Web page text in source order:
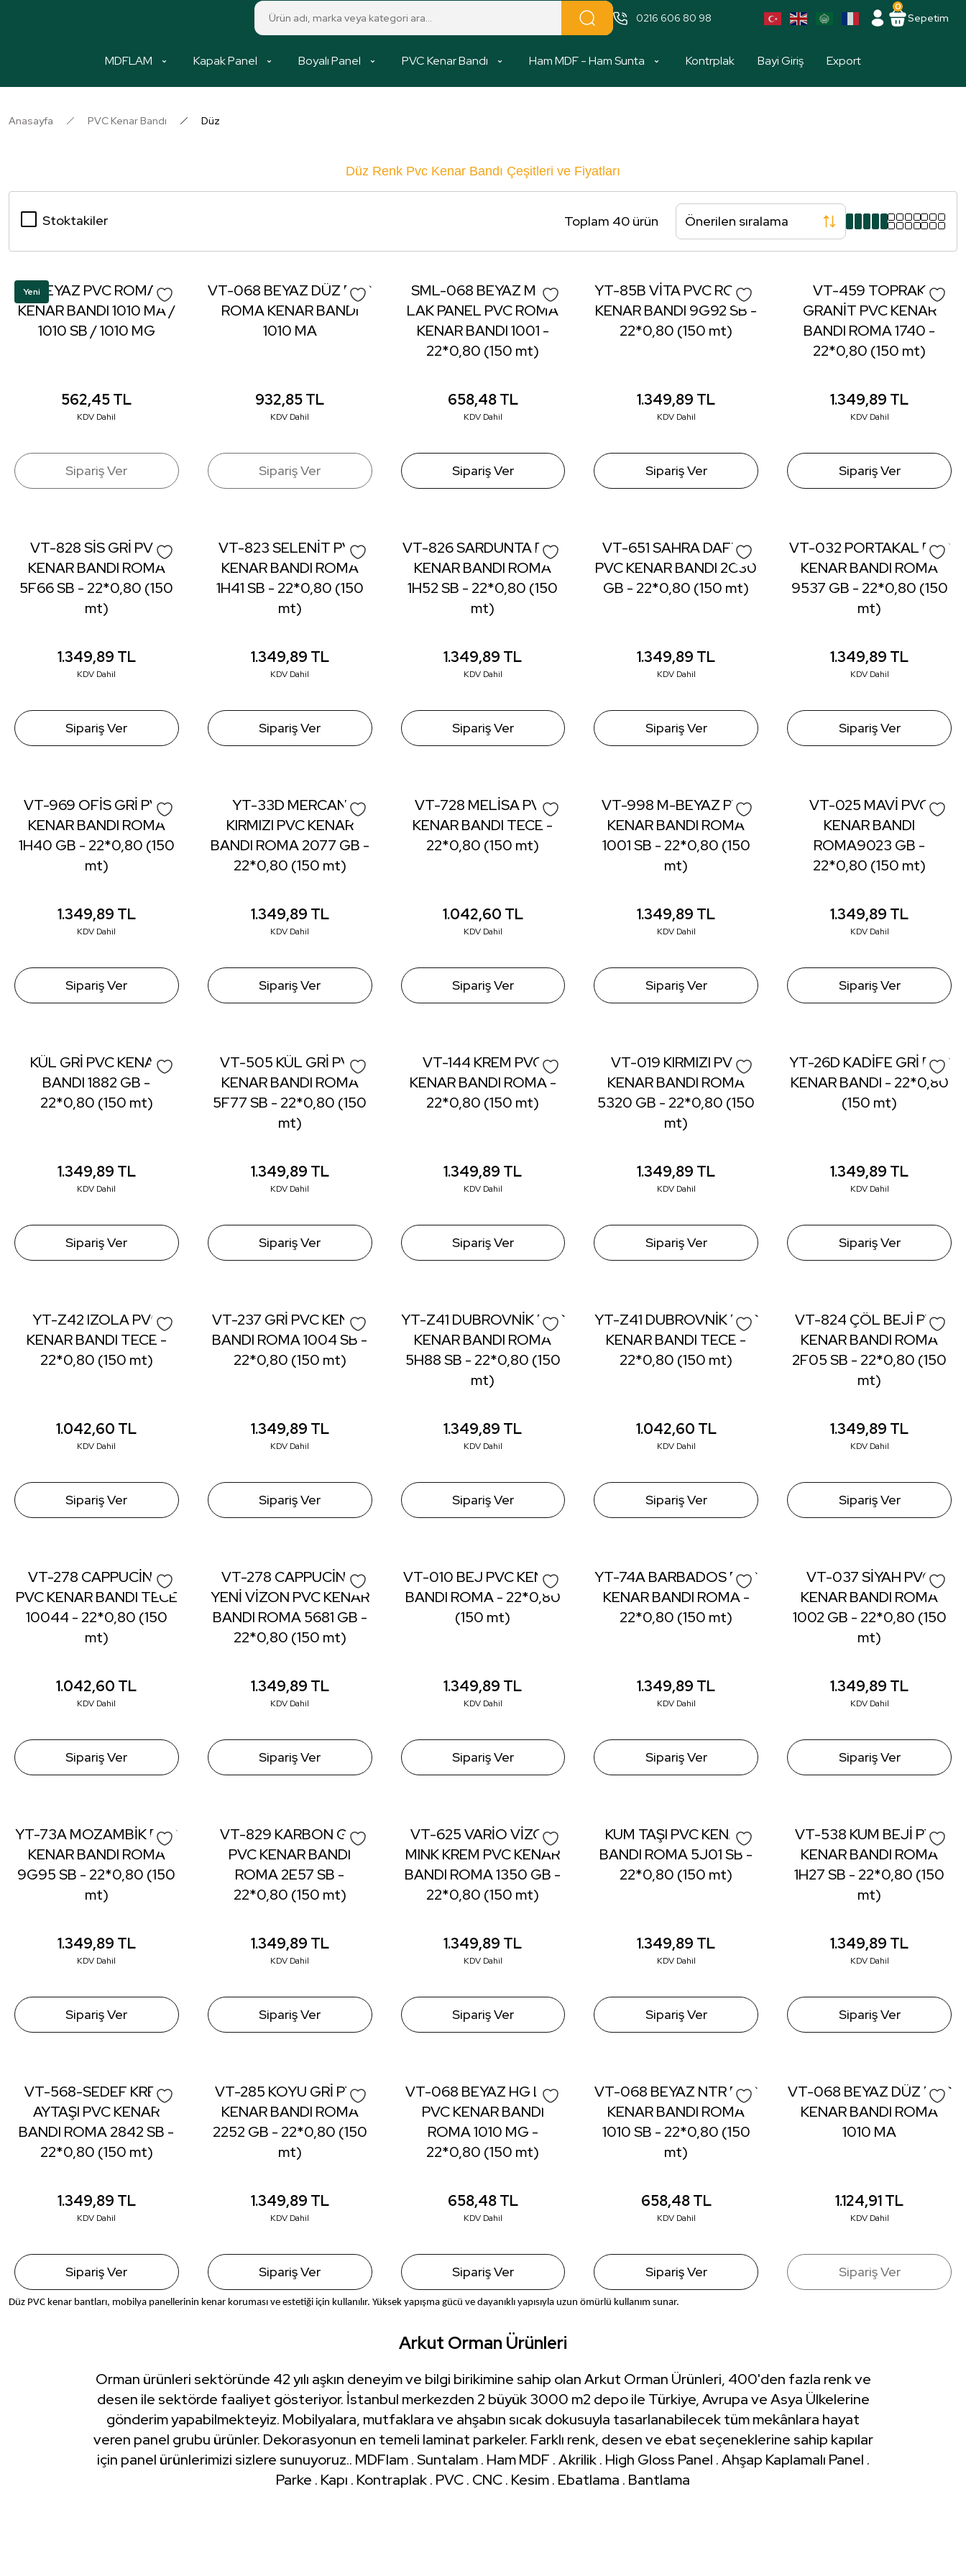
0216 606 80 98 Sepetim
0
MDFLAM Kapak Panel Boyalı Panel PVC Kenar Bandı Ham MDF - Ham Sunta Kontrplak Bayi Giriş Export
Anasayfa PVC Kenar Bandı Düz
Düz Renk Pvc Kenar Bandı Çeşitleri ve Fiyatları
Stoktakiler Toplam 40 ürün
YeniBEYAZ PVC ROMA
KENAR BANDI 1010 MA /
1010 SB / 1010 MG
562,45TL
KDV Dahil
Sipariş Ver
VT-068 BEYAZ DÜZ PVC
ROMA KENAR BANDI
1010 MA
932,85TL
KDV Dahil
Sipariş Ver
SML-068 BEYAZ MAT
LAK PANEL PVC ROMA
KENAR BANDI 1001 -
22*0,80 (150 mt)
658,48TL
KDV Dahil
Sipariş Ver
YT-85B VİTA PVC ROMA
KENAR BANDI 9G92 SB -
22*0,80 (150 mt)
1.349,89 TL
KDV Dahil
Sipariş Ver
VT-459 TOPRAK
GRANİT PVC KENAR
BANDI ROMA 1740 -
22*0,80 (150 mt)
1.349,89 TL
KDV Dahil
Sipariş Ver
VT-828 SİS GRİ PVC
KENAR BANDI ROMA
5F66 SB - 22*0,80 (150
mt)
1.349,89 TL
KDV Dahil
Sipariş Ver
VT-823 SELENİT PVC
KENAR BANDI ROMA
1H41 SB - 22*0,80 (150
mt)
1.349,89 TL
KDV Dahil
Sipariş Ver
VT-826 SARDUNTA PVC
KENAR BANDI ROMA
1H52 SB - 22*0,80 (150
mt)
1.349,89 TL
KDV Dahil
Sipariş Ver
VT-651 SAHRA DAFNE
PVC KENAR BANDI 2C30
GB - 22*0,80 (150 mt)
1.349,89 TL
KDV Dahil
Sipariş Ver
VT-032 PORTAKAL PVC
KENAR BANDI ROMA
9537 GB - 22*0,80 (150
mt)
1.349,89 TL
KDV Dahil
Sipariş Ver
VT-969 OFİS GRİ PVC
KENAR BANDI ROMA
1H40 GB - 22*0,80 (150
mt)
1.349,89 TL
KDV Dahil
Sipariş Ver
YT-33D MERCAN
KIRMIZI PVC KENAR
BANDI ROMA 2077 GB -
22*0,80 (150 mt)
1.349,89 TL
KDV Dahil
Sipariş Ver
VT-728 MELİSA PVC
KENAR BANDI TECE -
22*0,80 (150 mt)
1.042,60 TL
KDV Dahil
Sipariş Ver
VT-998 M-BEYAZ PVC
KENAR BANDI ROMA
1001 SB - 22*0,80 (150
mt)
1.349,89 TL
KDV Dahil
Sipariş Ver
VT-025 MAVİ PVC
KENAR BANDI
ROMA9023 GB -
22*0,80 (150 mt)
1.349,89 TL
KDV Dahil
Sipariş Ver
KÜL GRİ PVC KENAR
BANDI 1882 GB -
22*0,80 (150 mt)
1.349,89 TL
KDV Dahil
Sipariş Ver
VT-505 KÜL GRİ PVC
KENAR BANDI ROMA
5F77 SB - 22*0,80 (150
mt)
1.349,89 TL
KDV Dahil
Sipariş Ver
VT-144 KREM PVC
KENAR BANDI ROMA -
22*0,80 (150 mt)
1.349,89 TL
KDV Dahil
Sipariş Ver
VT-019 KIRMIZI PVC
KENAR BANDI ROMA
5320 GB - 22*0,80 (150
mt)
1.349,89 TL
KDV Dahil
Sipariş Ver
YT-26D KADİFE GRİ PVC
KENAR BANDI - 22*0,80
(150 mt)
1.349,89 TL
KDV Dahil
Sipariş Ver
YT-Z42 IZOLA PVC
KENAR BANDI TECE -
22*0,80 (150 mt)
1.042,60 TL
KDV Dahil
Sipariş Ver
VT-237 GRİ PVC KENAR
BANDI ROMA 1004 SB -
22*0,80 (150 mt)
1.349,89 TL
KDV Dahil
Sipariş Ver
YT-Z41 DUBROVNİK PVC
KENAR BANDI ROMA
5H88 SB - 22*0,80 (150
mt)
1.349,89 TL
KDV Dahil
Sipariş Ver
YT-Z41 DUBROVNİK PVC
KENAR BANDI TECE -
22*0,80 (150 mt)
1.042,60 TL
KDV Dahil
Sipariş Ver
VT-824 ÇÖL BEJİ PVC
KENAR BANDI ROMA
2F05 SB - 22*0,80 (150
mt)
1.349,89 TL
KDV Dahil
Sipariş Ver
VT-278 CAPPUCİNO
PVC KENAR BANDI TECE
10044 - 22*0,80 (150
mt)
1.042,60 TL
KDV Dahil
Sipariş Ver
VT-278 CAPPUCİNO
YENİ VİZON PVC KENAR
BANDI ROMA 5681 GB -
22*0,80 (150 mt)
1.349,89 TL
KDV Dahil
Sipariş Ver
VT-010 BEJ PVC KENAR
BANDI ROMA - 22*0,80
(150 mt)
1.349,89 TL
KDV Dahil
Sipariş Ver
YT-74A BARBADOS PVC
KENAR BANDI ROMA -
22*0,80 (150 mt)
1.349,89 TL
KDV Dahil
Sipariş Ver
VT-037 SİYAH PVC
KENAR BANDI ROMA
1002 GB - 22*0,80 (150
mt)
1.349,89 TL
KDV Dahil
Sipariş Ver
YT-73A MOZAMBİK PVC
KENAR BANDI ROMA
9G95 SB - 22*0,80 (150
mt)
1.349,89 TL
KDV Dahil
Sipariş Ver
VT-829 KARBON GRİ
PVC KENAR BANDI
ROMA 2E57 SB -
22*0,80 (150 mt)
1.349,89 TL
KDV Dahil
Sipariş Ver
VT-625 VARİO VİZON
MINK KREM PVC KENAR
BANDI ROMA 1350 GB -
22*0,80 (150 mt)
1.349,89 TL
KDV Dahil
Sipariş Ver
KUM TAŞI PVC KENAR
BANDI ROMA 5J01 SB -
22*0,80 (150 mt)
1.349,89 TL
KDV Dahil
Sipariş Ver
VT-538 KUM BEJİ PVC
KENAR BANDI ROMA
1H27 SB - 22*0,80 (150
mt)
1.349,89 TL
KDV Dahil
Sipariş Ver
VT-568-SEDEF KREM
AYTAŞI PVC KENAR
BANDI ROMA 2842 SB -
22*0,80 (150 mt)
1.349,89 TL
KDV Dahil
Sipariş Ver
VT-285 KOYU GRİ PVC
KENAR BANDI ROMA
2252 GB - 22*0,80 (150
mt)
1.349,89 TL
KDV Dahil
Sipariş Ver
VT-068 BEYAZ HG LED
PVC KENAR BANDI
ROMA 1010 MG -
22*0,80 (150 mt)
658,48TL
KDV Dahil
Sipariş Ver
VT-068 BEYAZ NTR PVC
KENAR BANDI ROMA
1010 SB - 22*0,80 (150
mt)
658,48TL
KDV Dahil
Sipariş Ver
VT-068 BEYAZ DÜZ PVC
KENAR BANDI ROMA
1010 MA
1.124,91TL
KDV Dahil
Sipariş Ver
Düz PVC kenar bantları, mobilya panellerinin kenar koruması ve estetiği için kullanılır. Yüksek yapışma gücü ve dayanıklı yapısıyla uzun ömürlü kullanım sunar.
Arkut Orman Ürünleri
Orman ürünleri sektöründe 42 yılı aşkın deneyim ve bilgi birikimine sahip olan Arkut Orman Ürünleri, 400'den fazla renk ve
desen ile sektörde faaliyet gösteriyor. İstanbul merkezden 2 büyük 3000 m2 depo ile Türkiye, Avrupa ve Asya Ülkelerine
gönderim yapabilmekteyiz. Mobilyalara, mutfaklara ve ahşabın sıcak dokusuyla tasarlanabilecek tüm mekânlara hayat
veren panel grubu ürünler. Dekorasyonun en temeli laminat parkeler. Farklı renk, desen ve ebat seçeneklerine sahip kapılar
için panel ürünlerimizi sizlere sunuyoruz.. MDFlam . Suntalam . Ham MDF . Akrilik . High Gloss Panel . Ahşap Kaplamalı Panel .
Parke . Kapı . Kontraplak . PVC . CNC . Kesim . Ebatlama . Bantlama